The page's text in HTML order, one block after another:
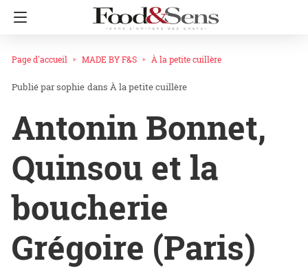
Page d'accueil MADE BY F&S À la petite cuillère
sophie dans À la petite cuillère
Antonin Bonnet,
Quinsou et la
boucherie
Grégoire (Paris)